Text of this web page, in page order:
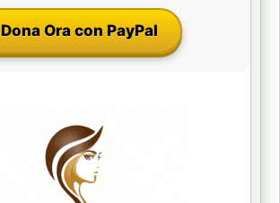
Dona Ora con PayPal